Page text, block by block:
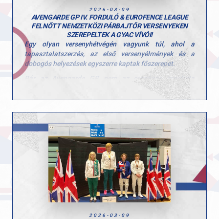
2026-03-09
AVENGARDE GP IV. FORDULÓ & EUROFENCE LEAGUE
FELNŐTT NEMZETKÖZI PÁRBAJTŐR VERSENYEKEN
SZEREPELTEK A GYAC VÍVÓI!
Egy olyan versenyhétvégén vagyunk túl, ahol a
tapasztalatszerzés, az első versenyélmények és a
dobogós helyezések egyszerre kaptak főszerepet.
Bár az Avengarde GP nem az országos ranglista
hivatalos állomása, vívóink számára kiváló felkészülési
lehetőséget jelentett. Az ország számos klubja
részt a versenyen. Külön öröm, hogy középhaladó
csoportunkból többen most ízlelhették meg először a
versenyzés hangulatát, közülük Csizmazia Bertalan
nagyszerű vívással a 8. helyen végzett.
A rutinosabb versenyzők is remekeltek:
Halmos Dániel – 2. hely
Keresztényi Mihály – 7. hely egyéniben,
csapatban 2. hely
2026-03-09